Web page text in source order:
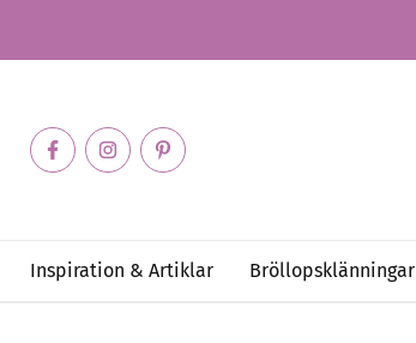
Inspiration & Artiklar Bröllopsklänningar